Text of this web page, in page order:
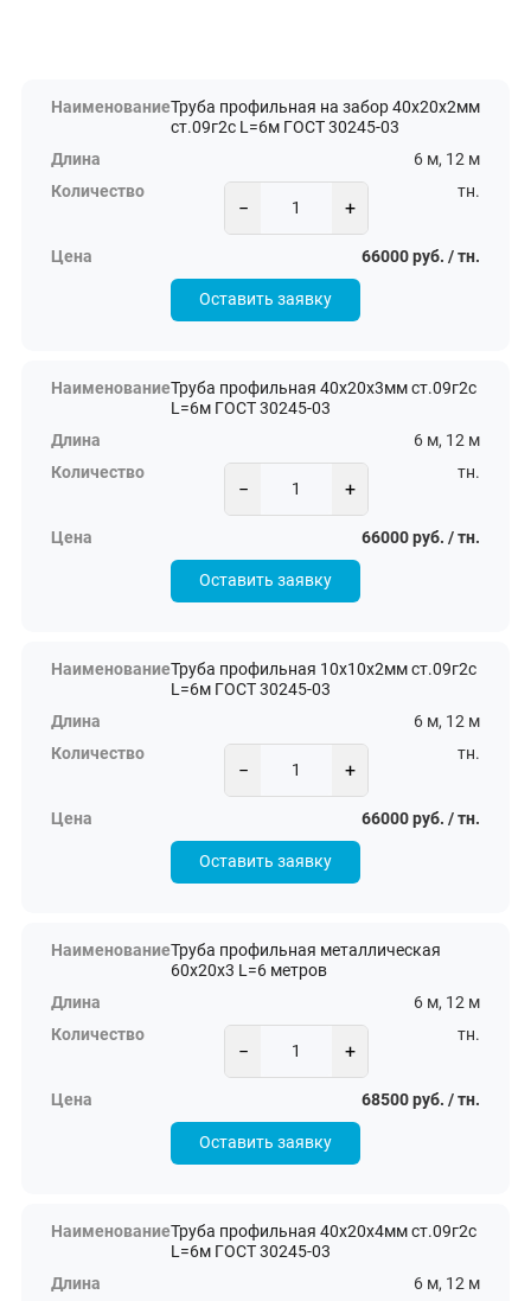
Труба профильная на забор 40х20х2мм
ст.09г2с L=6м ГОСТ 30245-03
6 м, 12 м
− +
тн.
66000 руб. / тн.
Оставить заявку
Труба профильная 40х20х3мм ст.09г2с
L=6м ГОСТ 30245-03
6 м, 12 м
− +
тн.
66000 руб. / тн.
Оставить заявку
Труба профильная 10х10х2мм ст.09г2с
L=6м ГОСТ 30245-03
6 м, 12 м
− +
тн.
66000 руб. / тн.
Оставить заявку
Труба профильная металлическая
60х20х3 L=6 метров
6 м, 12 м
− +
тн.
68500 руб. / тн.
Оставить заявку
Труба профильная 40х20х4мм ст.09г2с
L=6м ГОСТ 30245-03
6 м, 12 м